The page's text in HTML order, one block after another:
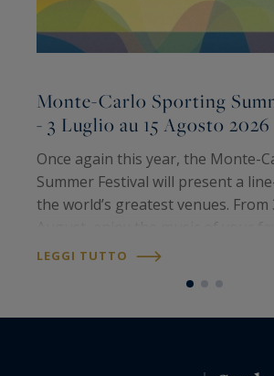
Monte-Carlo Sporting
- 3 Luglio au 15 Agosto 2026
Once again this year, the Monte-
Summer Festival will present a
the world’s greatest venues. From
all summer long. Meet
LEGGI TUTTO